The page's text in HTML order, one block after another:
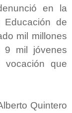
en la
de
mil millones
9 mil jóvenes
vocación que
Quintero